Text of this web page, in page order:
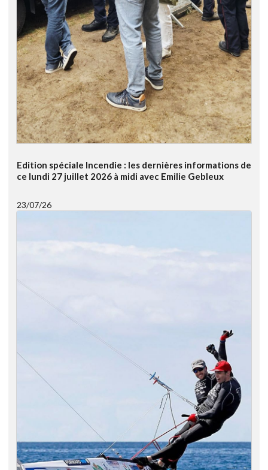
Edition spéciale Incendie : les dernières informations de
ce lundi 27 juillet 2026 à midi avec Emilie Gebleux
23/07/26